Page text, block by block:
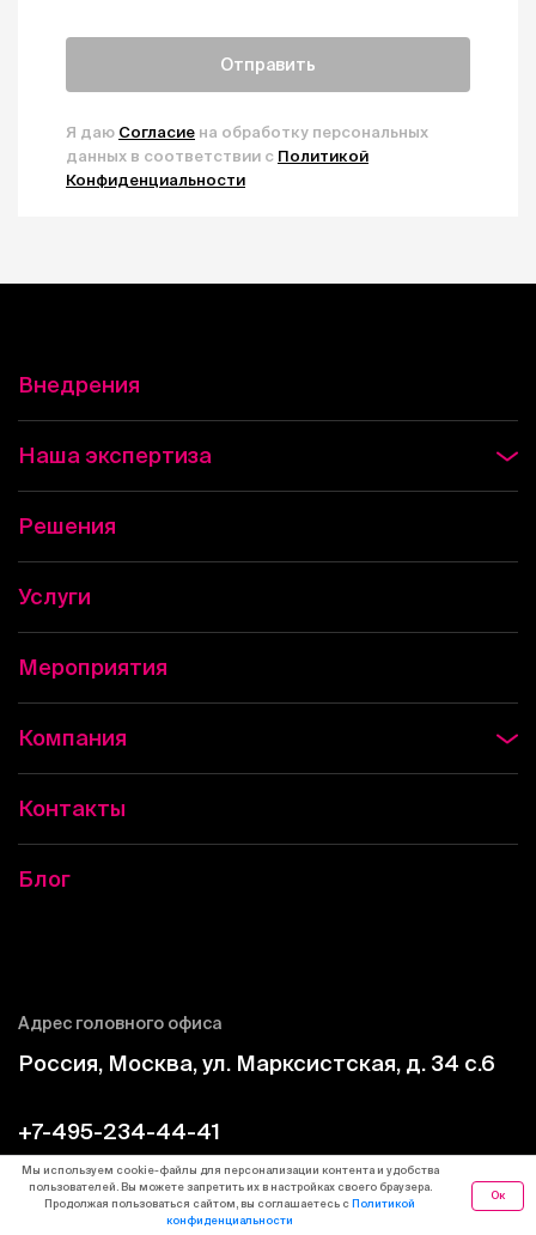
Отправить
Я даю Согласие на обработку персональных
данных в соответствии с Политикой
Конфиденциальности
Внедрения
Наша экспертиза
Решения
Услуги
Мероприятия
Компания
Контакты
Блог
Адрес головного офиса
Россия, Москва, ул. Марксистская, д. 34 c.6
+7-495-234-44-41
2344441@1cbit.ru
Пн. — Пт., 9:00 — 20:00
Мы используем cookie-файлы для персонализации контента и удобства
пользователей. Вы можете запретить их в настройках своего браузера.
Продолжая пользоваться сайтом, вы соглашаетесь с Политикой
конфиденциальности
Ок